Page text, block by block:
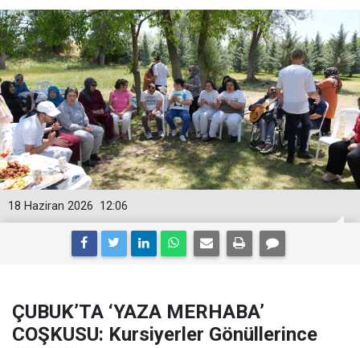
12:06
18 Haziran 2026
ÇUBUK’TA ‘YAZA MERHABA’
COŞKUSU: Kursiyerler Gönüllerince